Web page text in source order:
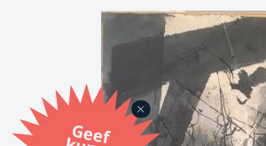
G
eef
u
n
st
a
d
o
m
et
e SB
K
u
n
stb
o
n